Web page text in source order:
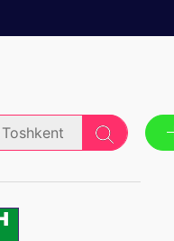
Toshkent